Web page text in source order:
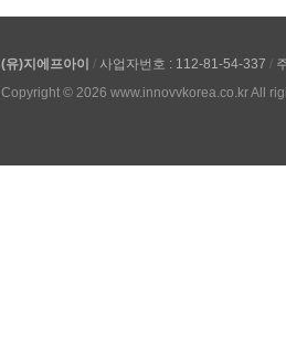
(유)지에프아이 / 사업자번호 : 112-81-54-337 /
Copyright © 2026 www.innovvkorea.co.kr All